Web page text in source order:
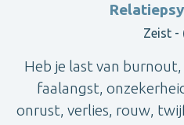
Zeist -
Heb je last van
faalangst,
onrust, verlies, rouw,